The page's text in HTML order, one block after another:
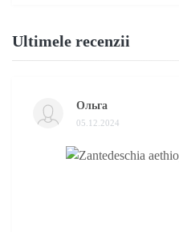
Ultimele recenzii
Ольга
05.12.2024